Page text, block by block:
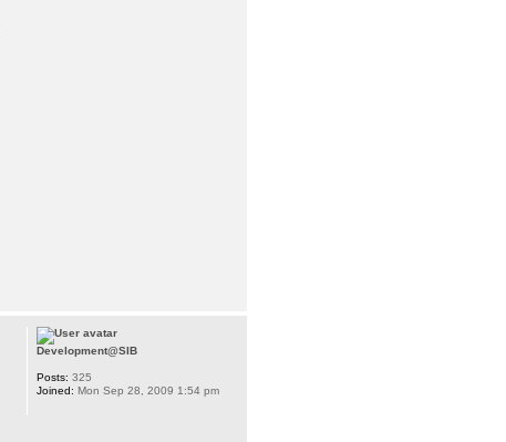
Development@SIB
Posts: 325
Joined: Mon Sep 28, 2009 1:54 pm